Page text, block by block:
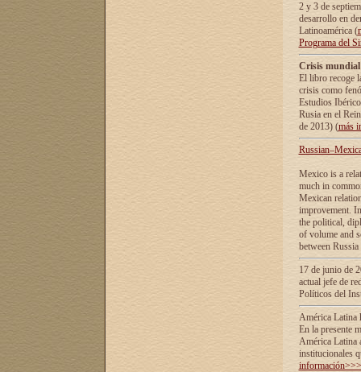
2 y 3 de
desarrollo en
Latinoamérica (
Programa del
Crisis
El libro recoge
crisis como
Estudios
Rusia en el
de 2013) (más
Mexico is a
much in
Mexican
improvement.
the political,
of volume and
between
17 de junio de
actual jefe de
Políticos del
América Latina
En la presente
América Latina
institucionales
información>>>